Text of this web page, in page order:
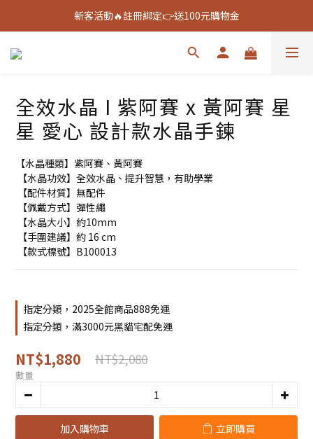
新客活動🔥註冊綁定👉送100元購物金
新客活動🔥註冊綁定👉送100元購物金
全館888免運🚚
全效水晶 I 紫阿賽 x 黃阿賽 星
星 愛心 設計款水晶手鍊
【水晶種類】紫阿賽、黃阿賽
【水晶功效】全效水晶、提升智慧，有助學業
【配件材質】無配件
【佩戴方式】彈性繩
【水晶大小】約10mm
【手圍建議】約 16 cm
【款式標號】B100013
指定分類，2025全館商品888免運
指定分類，滿3000元黑貓宅配免運
NT$1,880 NT$2,080
數量
加入購物車 立即購買